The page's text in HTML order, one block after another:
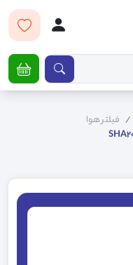
فیلتر هوا